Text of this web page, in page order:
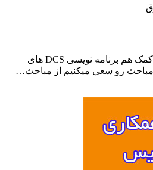
آموزش PCS7 قصد داریم به کمک هم برنامه نویسی DCS های
رو سعی میکنیم از مباحث…